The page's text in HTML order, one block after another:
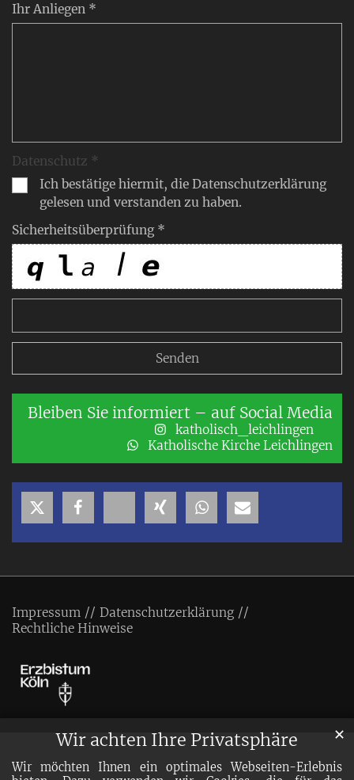
Wir achten Ihre Privatsphäre
Wir möchten Ihnen ein optimales Webseiten-Erlebnis
✕
Ihr Anliegen *
Datenschutz *
Ich bestätige hiermit, die Datenschutzerklärung
gelesen und verstanden zu haben.
Sicherheitsüberprüfung *
Bleiben Sie informiert – auf Social Media
katholisch_leichlingen
Katholische Kirche Leichlingen
Impressum
Datenschutzerklärung
Rechtliche Hinweise